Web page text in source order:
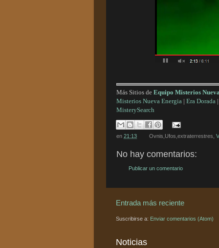
Más Sitios de Equipo Misterios
Misterios Nueva Energia | Era Dorada
MisterySearch
en 21:13 Ovnis,Ufos,extraterrestres,
No hay comentarios:
Publicar un comentario
Entrada más reciente
Suscribirse a: Enviar comentarios (Atom)
Noticias